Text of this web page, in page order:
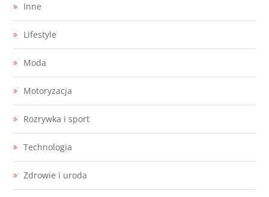
Inne
Lifestyle
Moda
Motoryzacja
Rozrywka i sport
Technologia
Zdrowie i uroda